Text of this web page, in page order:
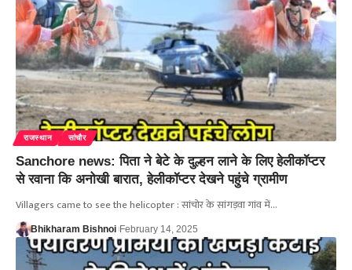
राजस्थान सांचौर
Sanchore news: पिता ने बेटे के दुल्हन लाने के लिए हेलीकॉप्टर
से रवाना कि अनोखी बारात, हेलीकॉप्टर देखने पहुंचे ग्रामीण
Villagers came to see the helicopter : सांचोर के सांगड़वा गांव में…
Bhikharam Bishnoi February 14, 2025